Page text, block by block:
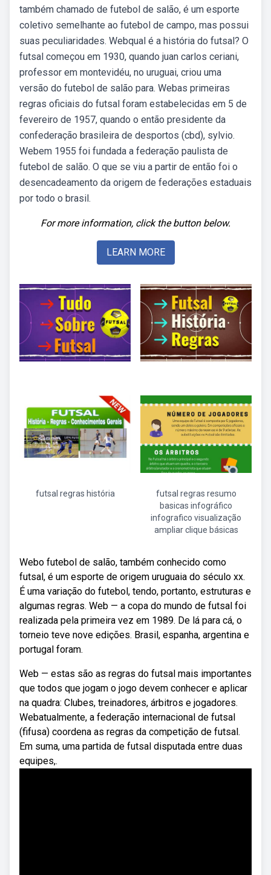
também chamado de futebol de salão, é um esporte
coletivo semelhante ao futebol de campo, mas possui
suas peculiaridades. Webqual é a história do futsal? O
futsal começou em 1930, quando juan carlos ceriani,
professor em montevidéu, no uruguai, criou uma
versão do futebol de salão para. Webas primeiras
regras oficiais do futsal foram estabelecidas em 5 de
fevereiro de 1957, quando o então presidente da
confederação brasileira de desportos (cbd), sylvio.
Webem 1955 foi fundada a federação paulista de
futebol de salão. O que se viu a partir de então foi o
desencadeamento da origem de federações estaduais
por todo o brasil.
For more information, click the button below.
LEARN MORE
futsal regras história
futsal regras resumo
basicas infográfico
infografico visualização
ampliar clique básicas
Webo futebol de salão, também conhecido como
futsal, é um esporte de origem uruguaia do século xx.
É uma variação do futebol, tendo, portanto, estruturas e
algumas regras. Web — a copa do mundo de futsal foi
realizada pela primeira vez em 1989. De lá para cá, o
torneio teve nove edições. Brasil, espanha, argentina e
portugal foram.
Web — estas são as regras do futsal mais importantes
que todos que jogam o jogo devem conhecer e aplicar
na quadra: Clubes, treinadores, árbitros e jogadores.
Webatualmente, a federação internacional de futsal
(fifusa) coordena as regras da competição de futsal.
Em suma, uma partida de futsal disputada entre duas
equipes,.